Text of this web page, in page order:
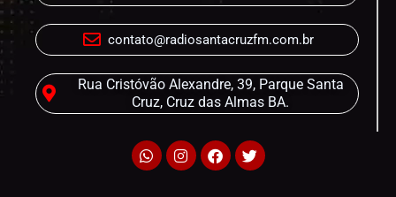
contato@radiosantacruzfm.com.br
Rua Cristóvão Alexandre, 39, Parque Santa
Cruz, Cruz das Almas BA.